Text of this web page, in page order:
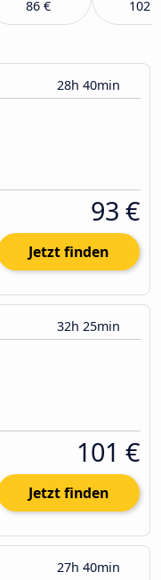
86 € 102 €
28h 40min
93 €
Jetzt finden
32h 25min
101 €
Jetzt finden
27h 40min